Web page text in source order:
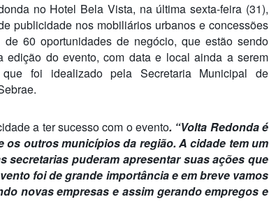
no Hotel Bela Vista, na última sexta-feira (31),
publicidade nos mobiliários urbanos e concessões
60 oportunidades de negócio, que estão sendo
edição do evento, com data e local ainda a serem
foi idealizado pela Secretaria Municipal de
a ter sucesso com o evento. “Volta Redonda é
outros municípios da região. A cidade tem um
secretarias puderam apresentar suas ações que
foi de grande importância e em breve vamos
novas empresas e assim gerando empregos e